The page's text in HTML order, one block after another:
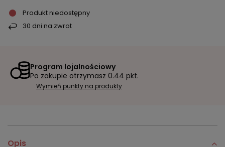
Produkt niedostępny
30 dni na zwrot
Program lojalnościowy
Po zakupie otrzymasz 0.44 pkt.
Wymień punkty na produkty
Opis